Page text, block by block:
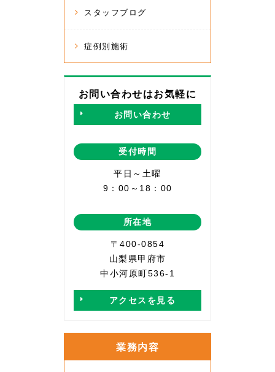
スタッフブログ
症例別施術
お問い合わせはお気軽に
お問い合わせ
受付時間
平日～土曜
9：00～18：00
所在地
〒400-0854
山梨県甲府市
中小河原町536-1
アクセスを見る
業務内容